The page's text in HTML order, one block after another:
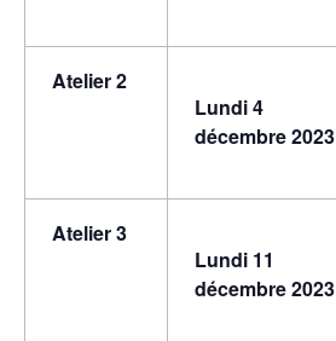
Atelier 2
Lundi 4
décembre 2023
Atelier 3
Lundi 11
décembre 2023